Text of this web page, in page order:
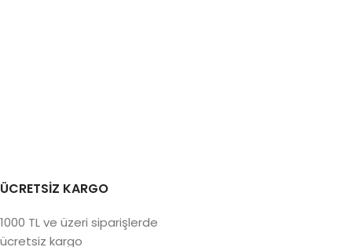
ÜCRETSİZ KARGO
1000 TL ve üzeri siparişlerde
ücretsiz kargo